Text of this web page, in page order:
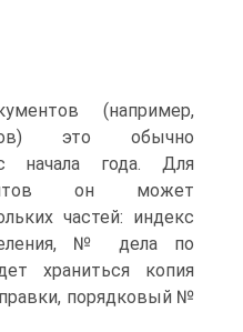
(например,
это обычно
начала года. Для
он может
частей: индекс
№ дела по
храниться копия
порядковый №